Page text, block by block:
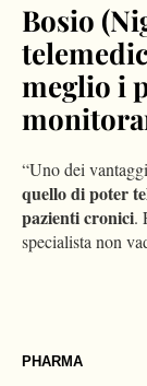
PHARMA
Bosio
meglio i
“Uno dei
quello di poter
pazienti cronici.
specialista non